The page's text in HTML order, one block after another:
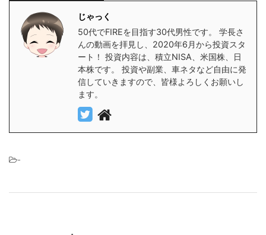
じゃっく
50代でFIREを目指す30代男性です。 学長さ
んの動画を拝見し、2020年6月から投資スタ
ート！ 投資内容は、積立NISA、米国株、日
本株です。 投資や副業、車ネタなど自由に発
信していきますので、皆様よろしくお願いし
ます。
-